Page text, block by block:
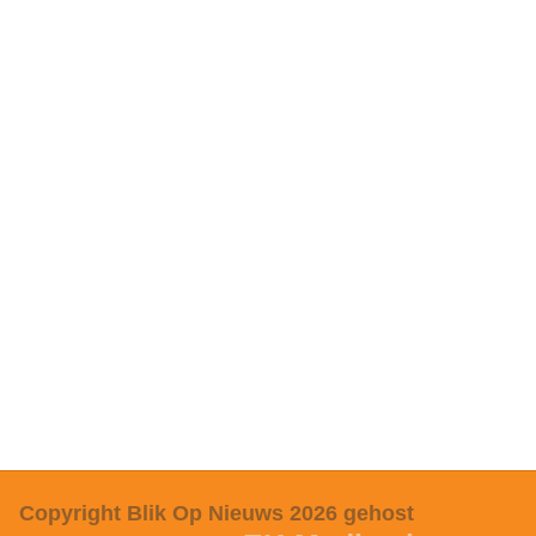
Copyright Blik Op Nieuws 2026 gehost